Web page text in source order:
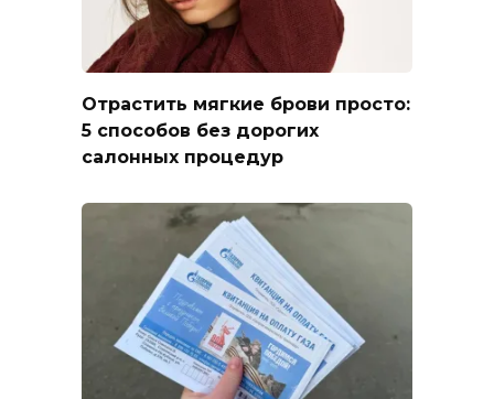
Отрастить мягкие брови просто:
5 способов без дорогих
салонных процедур